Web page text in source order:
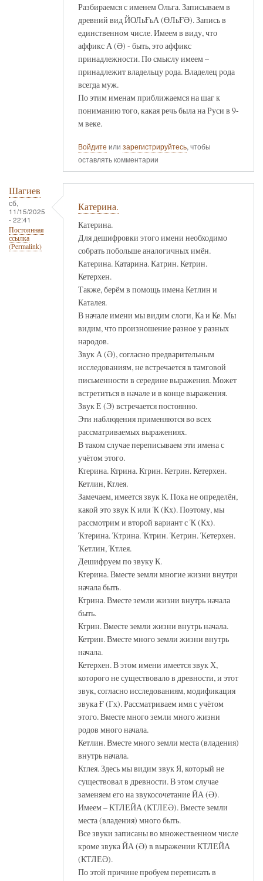
Разбираемся с именем Ольга. Записываем в
древний вид ЙОЛьҒьА (ӨЛьҒӘ). Запись в
единственном числе. Имеем в виду, что
аффикс А (Ә) - быть, это аффикс
принадлежности. По смыслу имеем –
принадлежит владельцу рода. Владелец рода
всегда муж.
По этим именам приближаемся на шаг к
пониманию того, какая речь была на Руси в 9-
м веке.
Войдите или зарегистрируйтесь, чтобы
оставлять комментарии
Шагиев
сб,
11/15/2025
- 22:41
Постоянная
ссылка
(Permalink)
Катерина.
Катерина.
Для дешифровки этого имени необходимо
собрать побольше аналогичных имён.
Катерина. Катарина. Катрин. Кетрин.
Кетерхен.
Также, берём в помощь имена Кетлин и
Каталея.
В начале имени мы видим слоги, Ка и Ке. Мы
видим, что произношение разное у разных
народов.
Звук А (Ә), согласно предварительным
исследованиям, не встречается в тамговой
письменности в середине выражения. Может
встретиться в начале и в конце выражения.
Звук Е (Э) встречается постоянно.
Эти наблюдения применяются во всех
рассматриваемых выражениях.
В таком случае переписываем эти имена с
учётом этого.
Ктерина. Ктрина. Ктрин. Кетрин. Кетерхен.
Кетлин, Ктлея.
Замечаем, имеется звук К. Пока не определён,
какой это звук К или Ҡ (Кх). Поэтому, мы
рассмотрим и второй вариант с Ҡ (Кх).
Ҡтерина. Ҡтрина. Ҡтрин. Ҡетрин. Ҡетерхен.
Ҡетлин, Ҡтлея.
Дешифруем по звуку К.
Ктерина. Вместе земли многие жизни внутри
начала быть.
Ктрина. Вместе земли жизни внутрь начала
быть.
Ктрин. Вместе земли жизни внутрь начала.
Кетрин. Вместе много земли жизни внутрь
начала.
Кетерхен. В этом имени имеется звук Х,
которого не существовало в древности, и этот
звук, согласно исследованиям, модификация
звука Ғ (Гх). Рассматриваем имя с учётом
этого. Вместе много земли много жизни
родов много начала.
Кетлин. Вместе много земли места (владения)
внутрь начала.
Ктлея. Здесь мы видим звук Я, который не
существовал в древности. В этом случае
заменяем его на звукосочетание ЙА (Ә).
Имеем – КТЛЕЙА (КТЛЕӘ). Вместе земли
места (владения) много быть.
Все звуки записаны во множественном числе
кроме звука ЙА (Ә) в выражении КТЛЕЙА
(КТЛЕӘ).
По этой причине пробуем переписать в